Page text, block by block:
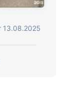
13.08.2025